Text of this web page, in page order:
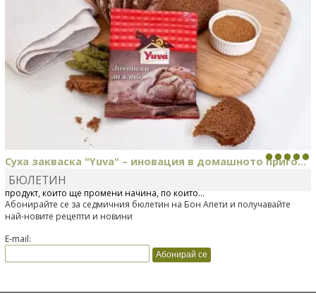
Суха закваска "Yuva" – иновация в домашното приго...
Отскоро Лесафр България стартира предлагането на изцяло нов
продукт, който ще промени начина, по който...
БЮЛЕТИН
Абонирайте се за седмичния бюлетин на Бон Апети и получавайте
най-новите рецепти и новини
E-mail: